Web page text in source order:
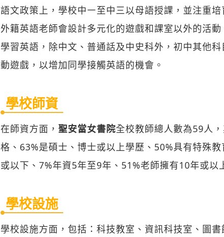
語文政策上，學校中㇐至中三以母語授課，並注重
外籍英語老師會設計多元化的遊戲和課室以外的活
學習英語，除中文、普通話及中史科外，初中其他
動遊戲，以增加同學接觸英語的機會。
學校師資
在師資方面， 聖安當女書院全校教師總人數為59人
格、63%是碩士、博士或以上學歷、50%具有特殊
或以下、7%年資5年至9年、51%老師擁有10年或以
學校設施
學校設施方面，包括：科技教室、資訊科技室、圖